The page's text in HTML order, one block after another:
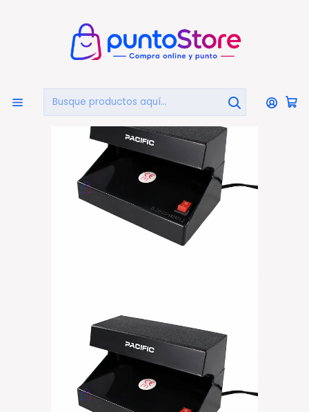
LIBRERÍA Y ARTE Detectores De Billetes
Detector de Billetes Falsos Luz UV 4W - PS